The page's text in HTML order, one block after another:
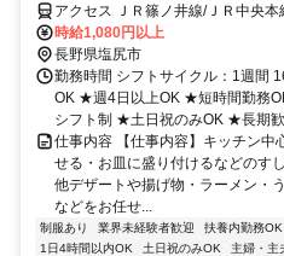
アクセス ＪＲ篠ノ井線/ＪＲ中央本
ＪＲ中央本線 広丘東口徒歩約29分
（長野県）徒歩約40分
時給1,080円以上
長野県塩尻市
勤務時間 シフトサイクル：1週間
OK ★週4日以上OK ★短時間勤務
シフト制 ★土日祝のみOK ★長期歓
仕事内容 【仕事内容】キッチン中
せる・お皿に盛り付けるなどのす
他デザートや揚げ物・ラーメン・
などをお任せ...
制服あり 業界未経験者歓迎 扶養内勤務OK
1日4時間以内OK
土日祝のみOK 主婦・主